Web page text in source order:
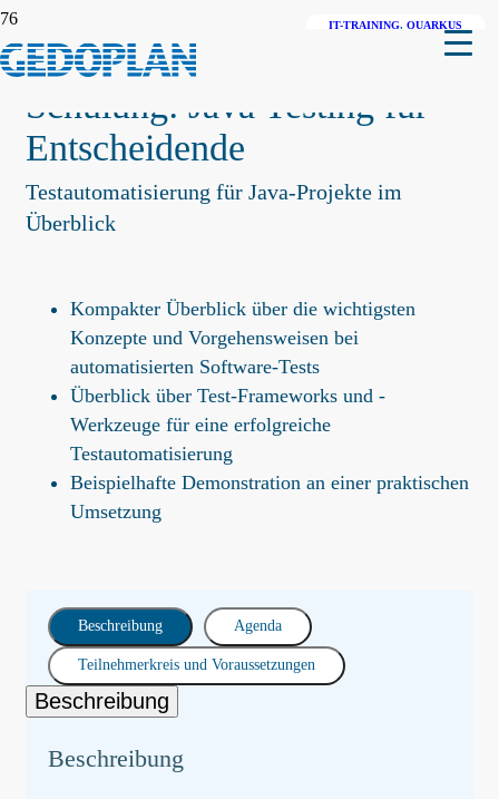
Schulung: Java Testing für
Entscheidende
Testautomatisierung für Java-Projekte im
Überblick
Kompakter Überblick über die wichtigsten
Konzepte und Vorgehensweisen bei
automatisierten Software-Tests
Überblick über Test-Frameworks und -
Werkzeuge für eine erfolgreiche
Testautomatisierung
Beispielhafte Demonstration an einer praktischen
Umsetzung
Beschreibung Agenda
Teilnehmerkreis und Voraussetzungen
Beschreibung
Beschreibung
IT-TRAINING,JAVA
JAVA
JAKARTA EE
IT-TRAINING,QUARKUS